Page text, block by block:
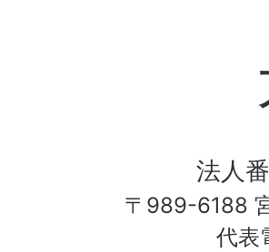
法人
〒989-6188
代表